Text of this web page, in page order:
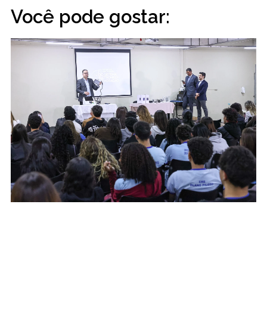
Você pode gostar: